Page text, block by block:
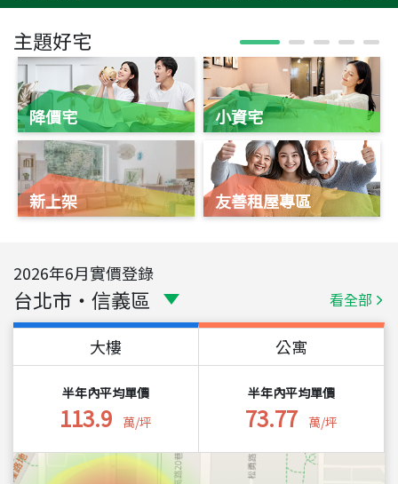
主題好宅
降價宅
新上架
小資宅
友善租屋專區
2026年6月實價登錄
台北市 ・ 信義區 看全部
大樓
半年內平均單價
113.9 萬/坪
公寓
半年內平均單價
73.77 萬/坪